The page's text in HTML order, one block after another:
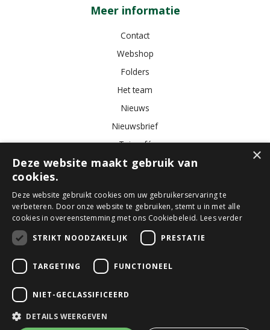
Meer informatie
Contact
Webshop
Folders
Het team
Nieuws
Nieuwsbrief
Tuincafé
Vacatures
Tuincentrum Bloemist Kamerplanten Kunstbloemen
Buitenplanten
Tuinmeubelen
© GroenRijk Den Bosch
Tuincentrum Overzicht
×
Deze website maakt gebruik van
cookies.
Deze website gebruikt cookies om uw gebruikerservaring te
verbeteren. Door onze website te gebruiken, stemt u in met alle
cookies in overeenstemming met ons Cookiebeleid. Lees verder
STRIKT NOODZAKELIJK
PRESTATIE
TARGETING FUNCTIONEEL
NIET-GECLASSIFICEERD
DETAILS WEERGEVEN